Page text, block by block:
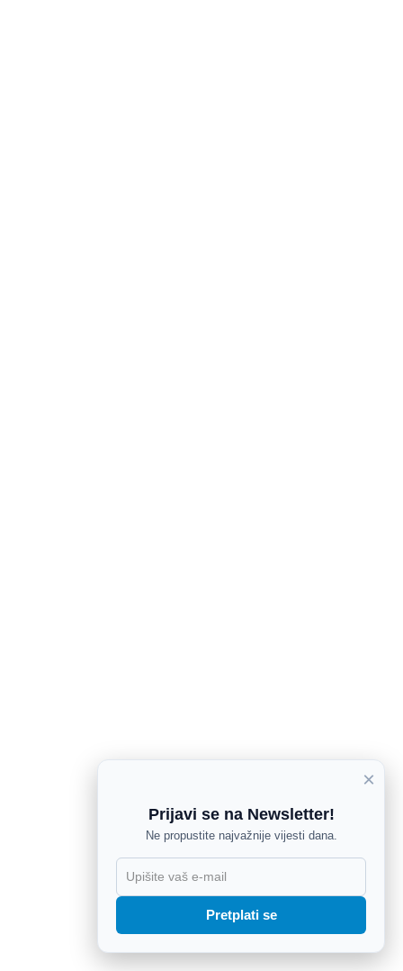
×
Prijavi se na Newsletter!
Ne propustite najvažnije vijesti dana.
Pretplati se